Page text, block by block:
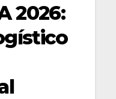
2026: